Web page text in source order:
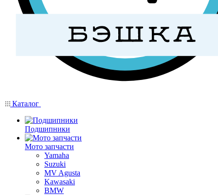
Каталог
Подшипники
Мото запчасти
Yamaha
Suzuki
MV Agusta
Kawasaki
BMW